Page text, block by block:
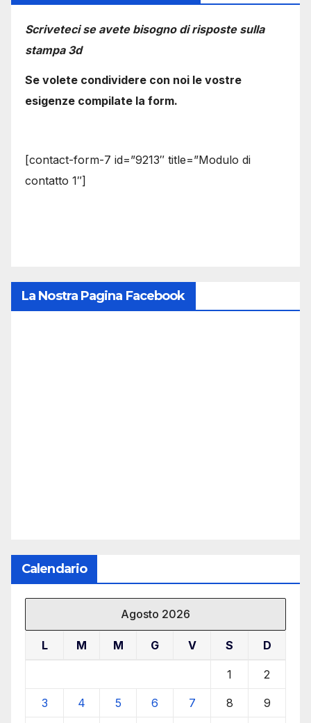
Scriveteci se avete bisogno di risposte sulla
stampa 3d
Se volete condividere con noi le vostre
esigenze compilate la form.
[contact-form-7 id=”9213″ title=”Modulo di
contatto 1″]
La Nostra Pagina Facebook
Calendario
Agosto 2026
L M M G V S D
1 2
3 4 5 6 7 8 9